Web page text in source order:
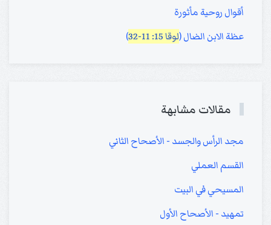
أقوال روحية مأثورة
عظة الابن الضال (لوقا 15: 11-32 )
مقالات مشابهة
مجد الرأس والجسد - الأصحاح الثاني
القسم العملي
المسيحي في البيت
تمهيد - الأصحاح الأول